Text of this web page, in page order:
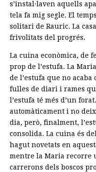
s’instal·laven aquells
tela fa mig segle. El
solitari de Rauric. La
frivolitats del progrés.
La cuina econòmica, de
prop de l’estufa. La
de l’estufa que no acaba
fulles de diari i rames
l’estufa té més d’un
automàticament i no
dia, però, finalment,
consolida. La cuina és
hagut novetats en
mentre la Maria recorre
carrerons dels boscos